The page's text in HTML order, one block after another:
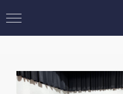
Mobile Menu Toggle